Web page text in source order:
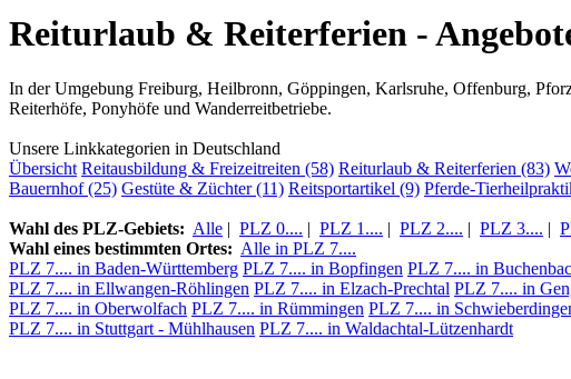
Reiturlaub & Reiterferien -
In der Umgebung Freiburg, Heilbronn, Göppingen, Karlsruhe, Offenburg,
Reiterhöfe, Ponyhöfe und Wanderreitbetriebe.
Unsere Linkkategorien in Deutschland
Übersicht Reitausbildung & Freizeitreiten (58) Reiturlaub & Reiterferien (83)
Bauernhof (25) Gestüte & Züchter (11) Reitsportartikel (9) Pferde-
Wahl des PLZ-Gebiets: Alle | PLZ 0.... | PLZ 1.... | PLZ 2.... | PLZ 3.... |
Wahl eines bestimmten Ortes: Alle in PLZ 7....
PLZ 7.... in Baden-Württemberg PLZ 7.... in Bopfingen PLZ 7.... in
PLZ 7.... in Ellwangen-Röhlingen PLZ 7.... in Elzach-Prechtal PLZ 7.... in
PLZ 7.... in Oberwolfach PLZ 7.... in Rümmingen PLZ 7.... in
PLZ 7.... in Stuttgart - Mühlhausen PLZ 7.... in Waldachtal-Lützenhardt